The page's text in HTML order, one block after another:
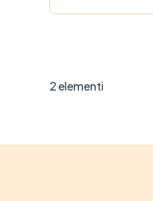
2elementi